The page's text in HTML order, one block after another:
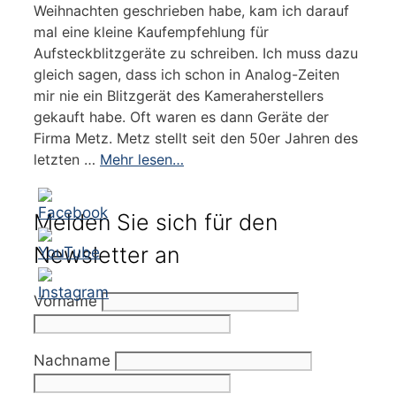
Weihnachten geschrieben habe, kam ich darauf
mal eine kleine Kaufempfehlung für
Aufsteckblitzgeräte zu schreiben. Ich muss dazu
gleich sagen, dass ich schon in Analog-Zeiten
mir nie ein Blitzgerät des Kameraherstellers
gekauft habe. Oft waren es dann Geräte der
Firma Metz. Metz stellt seit den 50er Jahren des
letzten … Mehr lesen…
Melden Sie sich für den
Newsletter an
Vorname
Nachname